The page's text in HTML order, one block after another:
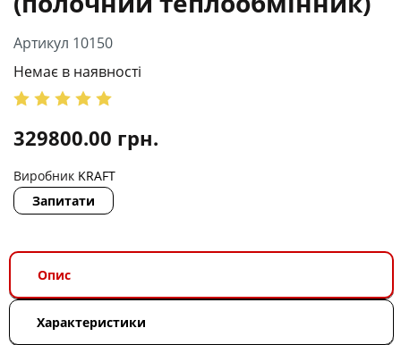
Артикул 10150
Немає в наявності
329800.00 грн.
Виробник KRAFT
Запитати
Опис
Характеристики